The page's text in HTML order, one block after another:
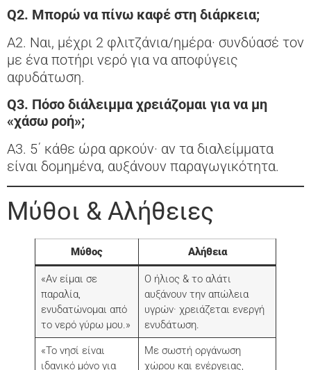
Q2. Μπορώ να πίνω καφέ στη διάρκεια;
A2. Ναι, μέχρι 2 φλιτζάνια/ημέρα· συνδύασέ τον
με ένα ποτήρι νερό για να αποφύγεις
αφυδάτωση.
Q3. Πόσο διάλειμμα χρειάζομαι για να μη
«χάσω ροή»;
A3. 5΄ κάθε ώρα αρκούν· αν τα διαλείμματα
είναι δομημένα, αυξάνουν παραγωγικότητα.
Μύθοι & Αλήθειες
Μύθος Αλήθεια
«Αν είμαι σε
παραλία,
ενυδατώνομαι από
το νερό γύρω μου.»
Ο ήλιος & το αλάτι
αυξάνουν την απώλεια
υγρών· χρειάζεται ενεργή
ενυδάτωση.
«Το νησί είναι
ιδανικό μόνο για
Με σωστή οργάνωση
χώρου και ενέργειας,